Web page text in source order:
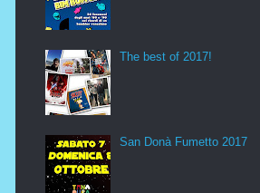
The best of 2017!
San Donà Fumetto 2017